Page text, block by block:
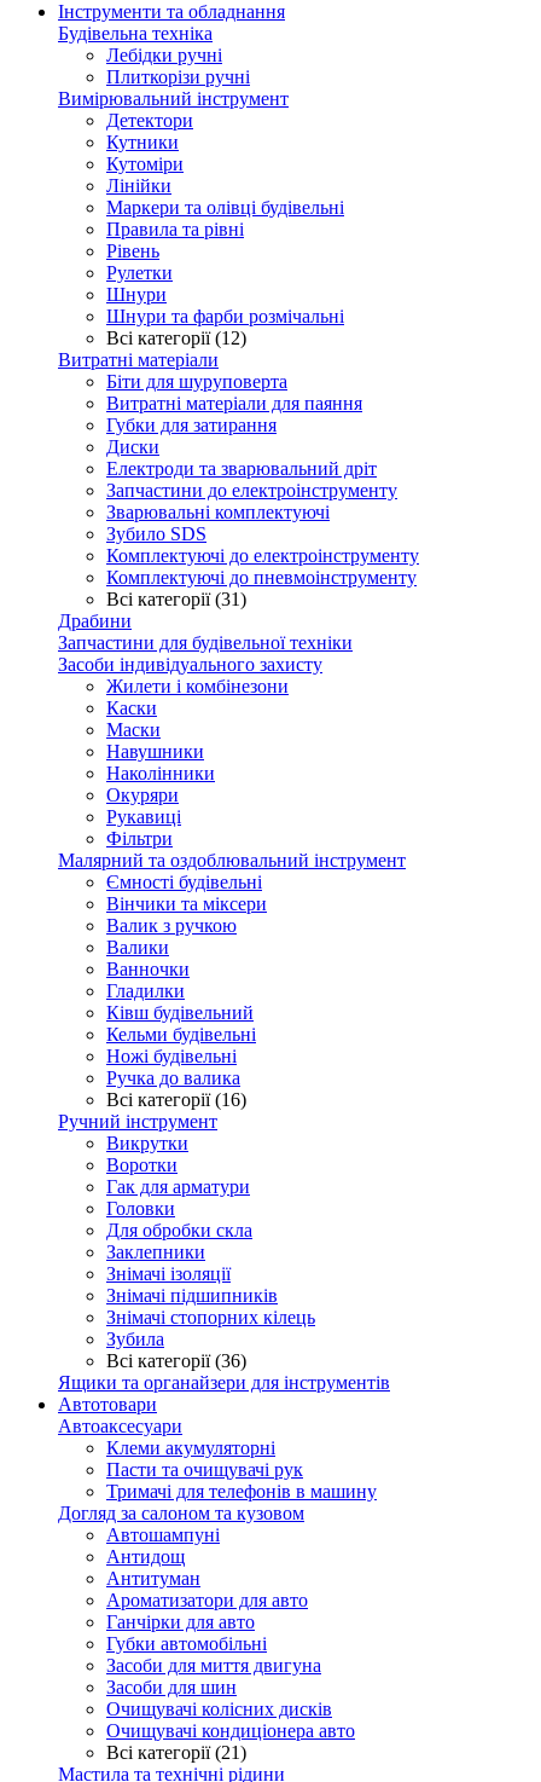
Інструменти та обладнання
Будівельна техніка
Лебідки ручні
Плиткорізи ручні
Вимірювальний інструмент
Детектори
Кутники
Кутоміри
Лінійки
Маркери та олівці будівельні
Правила та рівні
Рівень
Рулетки
Шнури
Шнури та фарби розмічальні
Всі категорії (12)
Витратні матеріали
Біти для шуруповерта
Витратні матеріали для паяння
Губки для затирання
Диски
Електроди та зварювальний дріт
Запчастини до електроінструменту
Зварювальні комплектуючі
Зубило SDS
Комплектуючі до електроінструменту
Комплектуючі до пневмоінструменту
Всі категорії (31)
Драбини
Запчастини для будівельної техніки
Засоби індивідуального захисту
Жилети і комбінезони
Каски
Маски
Навушники
Наколінники
Окуряри
Рукавиці
Фільтри
Малярний та оздоблювальний інструмент
Ємності будівельні
Вінчики та міксери
Валик з ручкою
Валики
Ванночки
Гладилки
Ківш будівельний
Кельми будівельні
Ножі будівельні
Ручка до валика
Всі категорії (16)
Ручний інструмент
Викрутки
Воротки
Гак для арматури
Головки
Для обробки скла
Заклепники
Знімачі ізоляції
Знімачі підшипників
Знімачі стопорних кілець
Зубила
Всі категорії (36)
Ящики та органайзери для інструментів
Автотовари
Автоаксесуари
Клеми акумуляторні
Пасти та очищувачі рук
Тримачі для телефонів в машину
Догляд за салоном та кузовом
Автошампуні
Антидощ
Антитуман
Ароматизатори для авто
Ганчірки для авто
Губки автомобільні
Засоби для миття двигуна
Засоби для шин
Очищувачі колісних дисків
Очищувачі кондиціонера авто
Всі категорії (21)
Мастила та технічні рідини